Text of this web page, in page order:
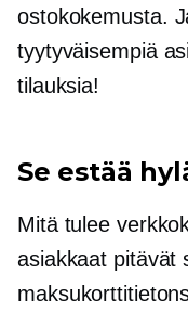
ostokokemusta.
tyytyväisempiä
tilauksia!
Se estää
Mitä tulee
asiakkaat pitävät